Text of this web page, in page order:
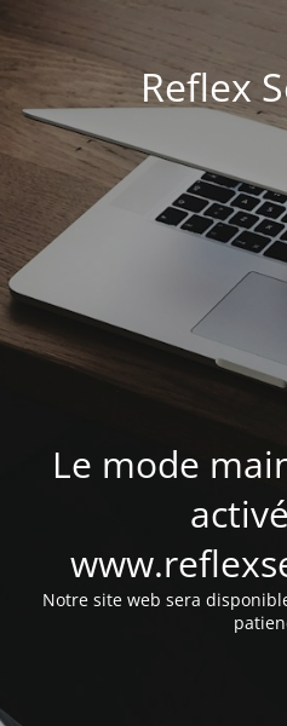
Reflex
Le mode
Notre site web sera